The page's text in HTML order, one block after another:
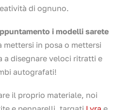
di ognuno.
i modelli sarete
in posa o mettersi
a disegnare veloci ritratti e
autografati!
il proprio materiale, noi